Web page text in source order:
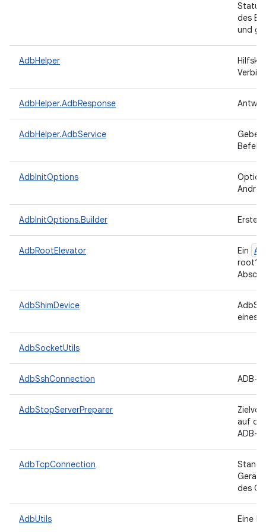
des
und
AdbHelper
AdbHelper.AdbResponse
AdbHelper.AdbService
Geben
Befehl
AdbInitOptions
AdbInitOptions.Builder
AdbRootElevator Ein
root“
AdbShimDevice
eines
AdbSocketUtils
AdbSshConnection ADB-
AdbStopServerPreparer
auf
ADB-
AdbTcpConnection
des
AdbUtils Eine